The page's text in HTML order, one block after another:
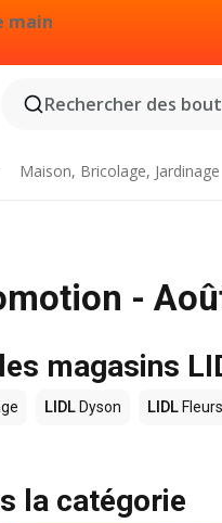
main
Rechercher des
Maison, Bricolage, Jardinage
-
magasins
LIDL Dyson LIDL Fleurs
la catégorie